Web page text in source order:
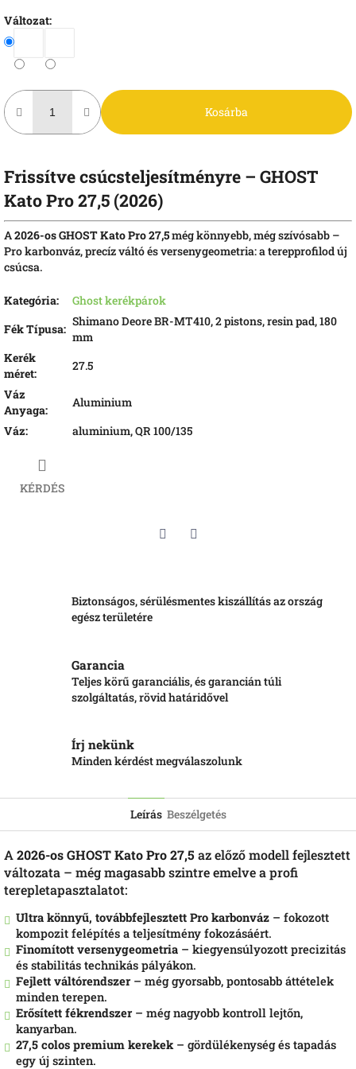
Változat:
Kosárba
Frissítve csúcsteljesítményre – GHOST
Kato Pro 27,5 (2026)
A2026-os GHOST Kato Pro 27,5még könnyebb, még szívósabb –
Pro karbonváz, precíz váltó és versenygeometria: a terepprofilod új
csúcsa.
Kategória:
Ghost kerékpárok
Fék Típusa:
Shimano Deore BR-MT410, 2 pistons, resin pad, 180
mm
Kerék
méret:
27.5
Váz
Anyaga:
Aluminium
Váz: aluminium, QR 100/135
KÉRDÉS
Biztonságos, sérülésmentes kiszállítás az ország
egész területére
Garancia
Teljes körű garanciális, és garancián túli
szolgáltatás, rövid határidővel
Írj nekünk
Minden kérdést megválaszolunk
Leírás Beszélgetés
A2026-os GHOST Kato Pro 27,5 az előző modell fejlesztett
változata – még magasabb szintre emelve a profi
terepletapasztalatot:
Ultra könnyű, továbbfejlesztett Pro karbonváz – fokozott
kompozit felépítés a teljesítmény fokozásáért.
Finomított versenygeometria – kiegyensúlyozott precizitás
és stabilitás technikás pályákon.
Fejlett váltórendszer – még gyorsabb, pontosabb áttételek
minden terepen.
Erősített fékrendszer – még nagyobb kontroll lejtőn,
kanyarban.
27,5 colos premium kerekek– gördülékenység és tapadás
egy új szinten.